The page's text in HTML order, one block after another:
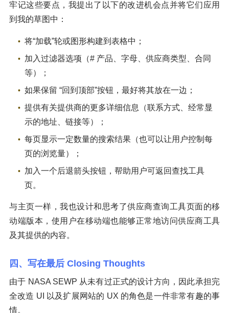
牢记这些要点，我提出了以下的改进机会点并将它们应用
到我的草图中：
将“加载”轮或图形构建到表格中；
加入过滤器选项（# 产品、字母、供应商类型、合同
等）；
如果保留 “回到顶部”按钮，最好将其放在一边；
提供有关提供商的更多详细信息（联系方式、经常显
示的地址、链接等）；
每页显示一定数量的搜索结果（也可以让用户控制每
页的浏览量）；
加入一个后退箭头按钮，帮助用户可返回查找工具
页。
与主页一样，我也设计和思考了供应商查询工具页面的移
动端版本，使用户在移动端也能够正常地访问供应商工具
及其提供的内容。
四、写在最后 Closing Thoughts
由于 NASA SEWP 从未有过正式的设计方向，因此承担完
全改造 UI 以及扩展网站的 UX 的角色是一件非常有趣的事
情。